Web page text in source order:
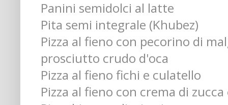
Panini semidolci al latte
Pita semi integrale (Khubez)
Pizza al fieno con pecorino di
prosciutto crudo d'oca
Pizza al fieno fichi e culatello
Pizza al fieno con crema di